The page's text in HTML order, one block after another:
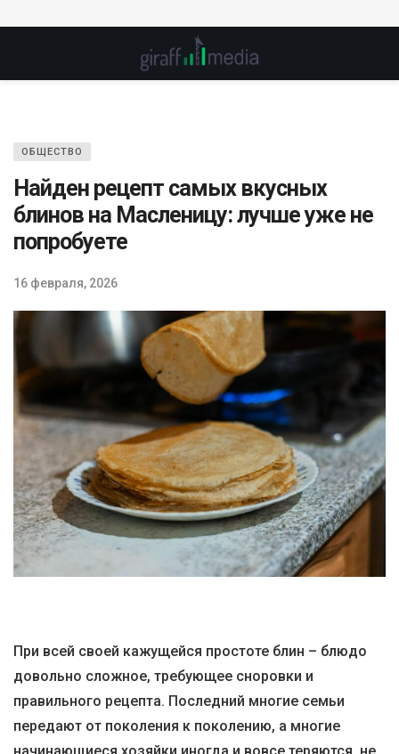
ОБЩЕСТВО
Найден рецепт самых вкусных
блинов на Масленицу: лучше уже не
попробуете
16 февраля, 2026
При всей своей кажущейся простоте блин – блюдо
довольно сложное, требующее сноровки и
правильного рецепта. Последний многие семьи
передают от поколения к поколению, а многие